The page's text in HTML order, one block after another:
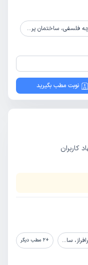
ساختمان پرشین، پلاک5، طبقه4
نوبت مطب بگیرید
کاربران
طبقه2 +
2 مطب دیگر